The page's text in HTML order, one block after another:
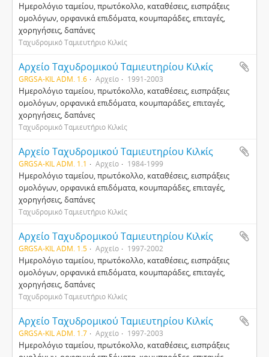
Ημερολόγιο ταμείου, πρωτόκολλο, καταθέσεις, εισπράξεις
ομολόγων, ορφανικά επιδόματα, κουμπαράδες, επιταγές,
χορηγήσεις, δαπάνες
Ταχυδρομικό Ταμιευτήριο Κιλκίς
Αρχείο Ταχυδρομικού Ταμιευτηρίου Κιλκίς
GRGSA-KIL ADM. 1.6 Αρχείο 1991-2003
Ημερολόγιο ταμείου, πρωτόκολλο, καταθέσεις, εισπράξεις
ομολόγων, ορφανικά επιδόματα, κουμπαράδες, επιταγές,
χορηγήσεις, δαπάνες
Ταχυδρομικό Ταμιευτήριο Κιλκίς
Αρχείο Ταχυδρομικού Ταμιευτηρίου Κιλκίς
GRGSA-KIL ADM. 1.1 Αρχείο 1984-1999
Ημερολόγιο ταμείου, πρωτόκολλο, καταθέσεις, εισπράξεις
ομολόγων, ορφανικά επιδόματα, κουμπαράδες, επιταγές,
χορηγήσεις, δαπάνες
Ταχυδρομικό Ταμιευτήριο Κιλκίς
Αρχείο Ταχυδρομικού Ταμιευτηρίου Κιλκίς
GRGSA-KIL ADM. 1.5 Αρχείο 1997-2002
Ημερολόγιο ταμείου, πρωτόκολλο, καταθέσεις, εισπράξεις
ομολόγων, ορφανικά επιδόματα, κουμπαράδες, επιταγές,
χορηγήσεις, δαπάνες
Ταχυδρομικό Ταμιευτήριο Κιλκίς
Αρχείο Ταχυδρομικού Ταμιευτηρίου Κιλκίς
GRGSA-KIL ADM. 1.7 Αρχείο 1997-2003
Ημερολόγιο ταμείου, πρωτόκολλο, καταθέσεις, εισπράξεις